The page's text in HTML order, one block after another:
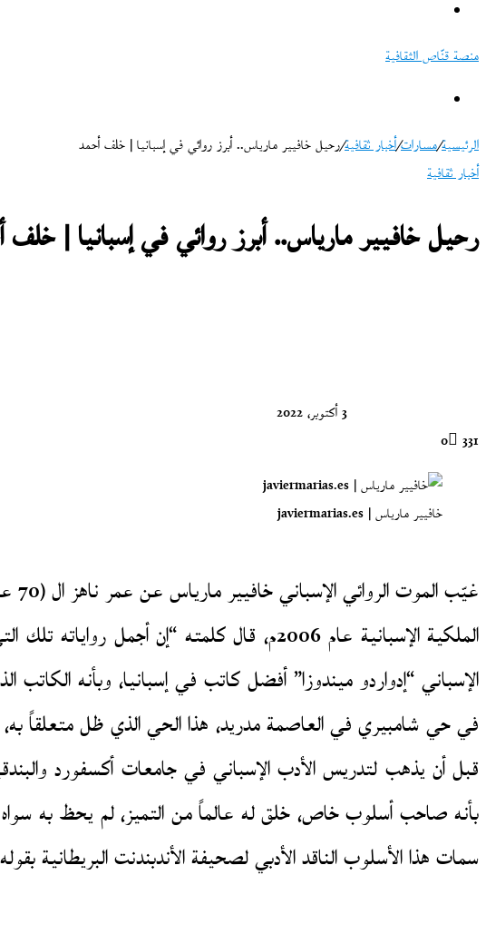
منصة قنّاص الثقافية
الرئيسية/مسارات/أخبار ثقافية/رحيل خافيير مارياس.. أبرز روائي في إسبانيا | خلف أحمد
أخبار ثقافية
رحيل خافيير مارياس.. أبرز روائي في إسبانيا | خلف
3 أكتوبر، 2022
0 331
خافيير مارياس | javiermarias.es
الملكية الإسبانية عام 2006م، قال كلمته
في حي شامبيري في العاصمة مدريد، هذا الحي الذي ظل متعلقاً به،
قبل أن يذهب لتدريس الأدب الإسباني في جامعات أكسفورد
بأنه صاحب أسلوب خاص، خلق له عالماً من التميز، لم يحظ به
سمات هذا الأسلوب الناقد الأدبي لصحيفة الأندبندنت البريطانية